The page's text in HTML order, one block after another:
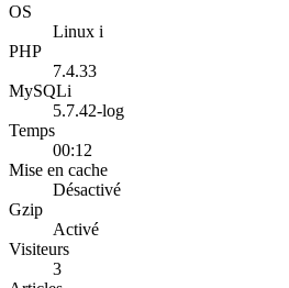
OS
Linux i
PHP
7.4.33
MySQLi
5.7.42-log
Temps
00:12
Mise en cache
Désactivé
Gzip
Activé
Visiteurs
3